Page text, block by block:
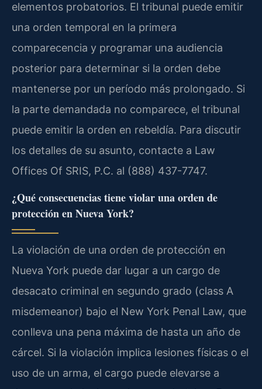
elementos probatorios. El tribunal puede emitir
una orden temporal en la primera
comparecencia y programar una audiencia
posterior para determinar si la orden debe
mantenerse por un período más prolongado. Si
la parte demandada no comparece, el tribunal
puede emitir la orden en rebeldía. Para discutir
los detalles de su asunto, contacte a Law
Offices Of SRIS, P.C. al (888) 437-7747.
¿Qué consecuencias tiene violar una orden de
protección en Nueva York?
La violación de una orden de protección en
Nueva York puede dar lugar a un cargo de
desacato criminal en segundo grado (class A
misdemeanor) bajo el New York Penal Law, que
conlleva una pena máxima de hasta un año de
cárcel. Si la violación implica lesiones físicas o el
uso de un arma, el cargo puede elevarse a